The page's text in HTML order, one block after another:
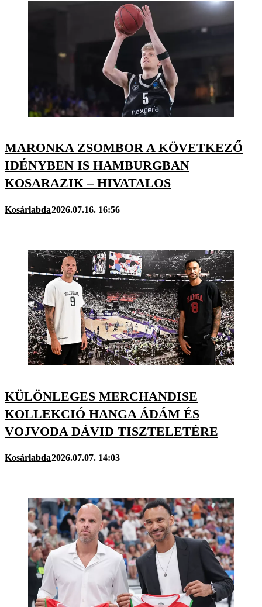
MARONKA ZSOMBOR A KÖVETKEZŐ
IDÉNYBEN IS HAMBURGBAN
KOSARAZIK – HIVATALOS
Kosárlabda2026.07.16. 16:56
KÜLÖNLEGES MERCHANDISE
KOLLEKCIÓ HANGA ÁDÁM ÉS
VOJVODA DÁVID TISZTELETÉRE
Kosárlabda2026.07.07. 14:03